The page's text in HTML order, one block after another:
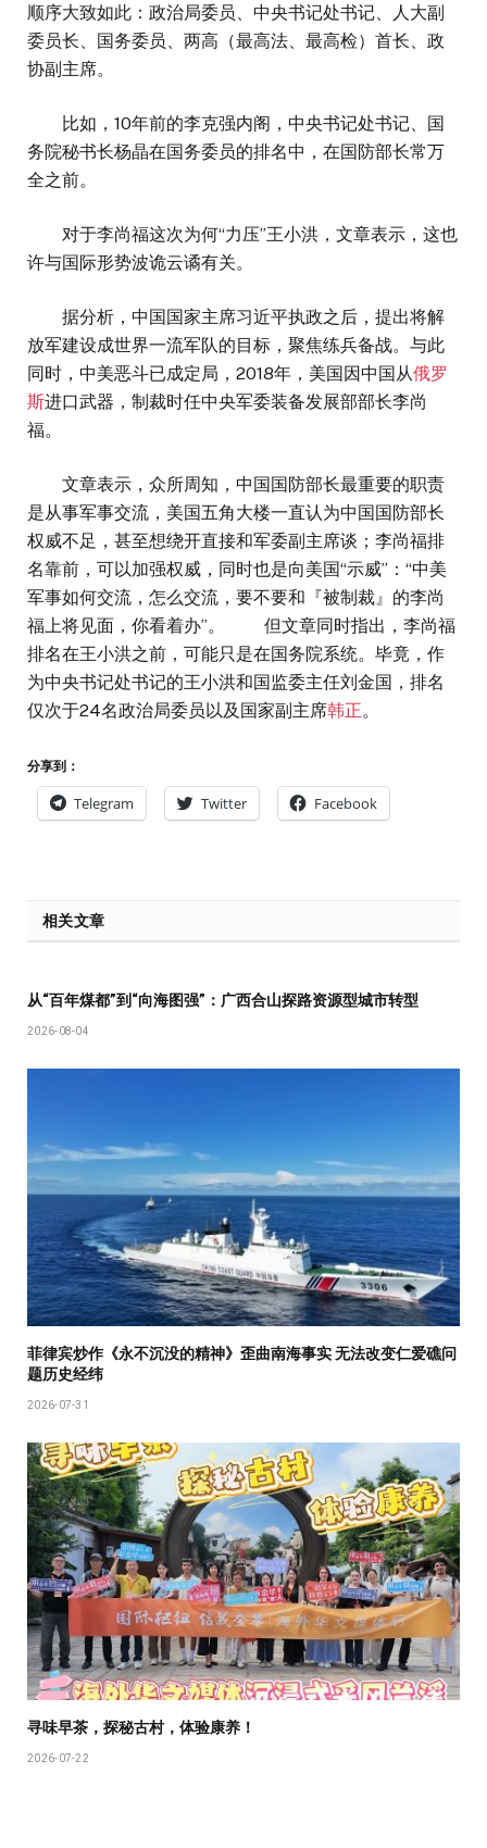
顺序大致如此：政治局委员、中央书记处书记、人大副
委员长、国务委员、两高（最高法、最高检）首长、政
协副主席。
比如，10年前的李克强内阁，中央书记处书记、国
务院秘书长杨晶在国务委员的排名中，在国防部长常万
全之前。
对于李尚福这次为何“力压”王小洪，文章表示，这也
许与国际形势波诡云谲有关。
据分析，中国国家主席习近平执政之后，提出将解
放军建设成世界一流军队的目标，聚焦练兵备战。与此
同时，中美恶斗已成定局，2018年，美国因中国从俄罗
斯进口武器，制裁时任中央军委装备发展部部长李尚
福。
文章表示，众所周知，中国国防部长最重要的职责
是从事军事交流，美国五角大楼一直认为中国国防部长
权威不足，甚至想绕开直接和军委副主席谈；李尚福排
名靠前，可以加强权威，同时也是向美国“示威”：“中美
军事如何交流，怎么交流，要不要和『被制裁』的李尚
福上将见面，你看着办”。 但文章同时指出，李尚福
排名在王小洪之前，可能只是在国务院系统。毕竟，作
为中央书记处书记的王小洪和国监委主任刘金国，排名
仅次于24名政治局委员以及国家副主席韩正。
分享到：
Telegram Twitter Facebook
相关文章
从“百年煤都”到“向海图强”：广西合山探路资源型城市转型
2026-08-04
菲律宾炒作《永不沉没的精神》歪曲南海事实 无法改变仁爱礁问
题历史经纬
2026-07-31
寻味早茶，探秘古村，体验康养！
2026-07-22